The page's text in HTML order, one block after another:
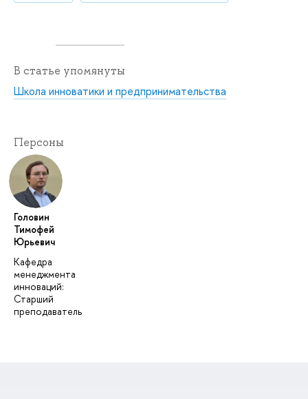
В статье упомянуты
Школа инноватики и предпринимательства
Персоны
Головин
Тимофей
Юрьевич
Кафедра
менеджмента
инноваций:
Старший
преподаватель